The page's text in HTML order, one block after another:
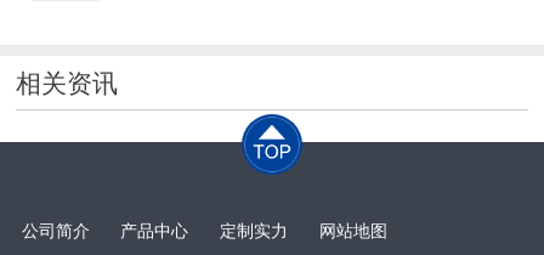
相关资讯
公司简介 产品中心 定制实力 网站地图